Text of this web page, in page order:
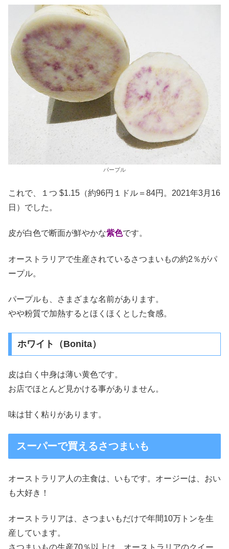
パープル
これで、１つ $1.15（約96円１ドル＝84円。2021年3月16
日）でした。
皮が白色で断面が鮮やかな紫色です。
オーストラリアで生産されているさつまいもの約2％がパ
ープル。
パープルも、さまざまな名前があります。
やや粉質で加熱するとほくほくとした食感。
ホワイト（Bonita）
皮は白く中身は薄い黄色です。
お店でほとんど見かける事がありません。
味は甘く粘りがあります。
スーパーで買えるさつまいも
オーストラリア人の主食は、いもです。オージーは、おい
も大好き！
オーストラリアは、さつまいもだけで年間10万トンを生
産しています。